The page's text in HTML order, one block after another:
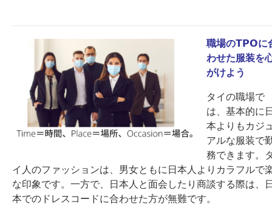
職場のTPOに
わせた服装を
がけよう
タイの職場で
は、基本的に
本よりもカジ
アルな服装で
務できます。
イ人のファッションは、男女ともに日本人よりカラフルで
な印象です。一方で、日本人と面会したり商談する際は、
本でのドレスコードに合わせた方が無難です。